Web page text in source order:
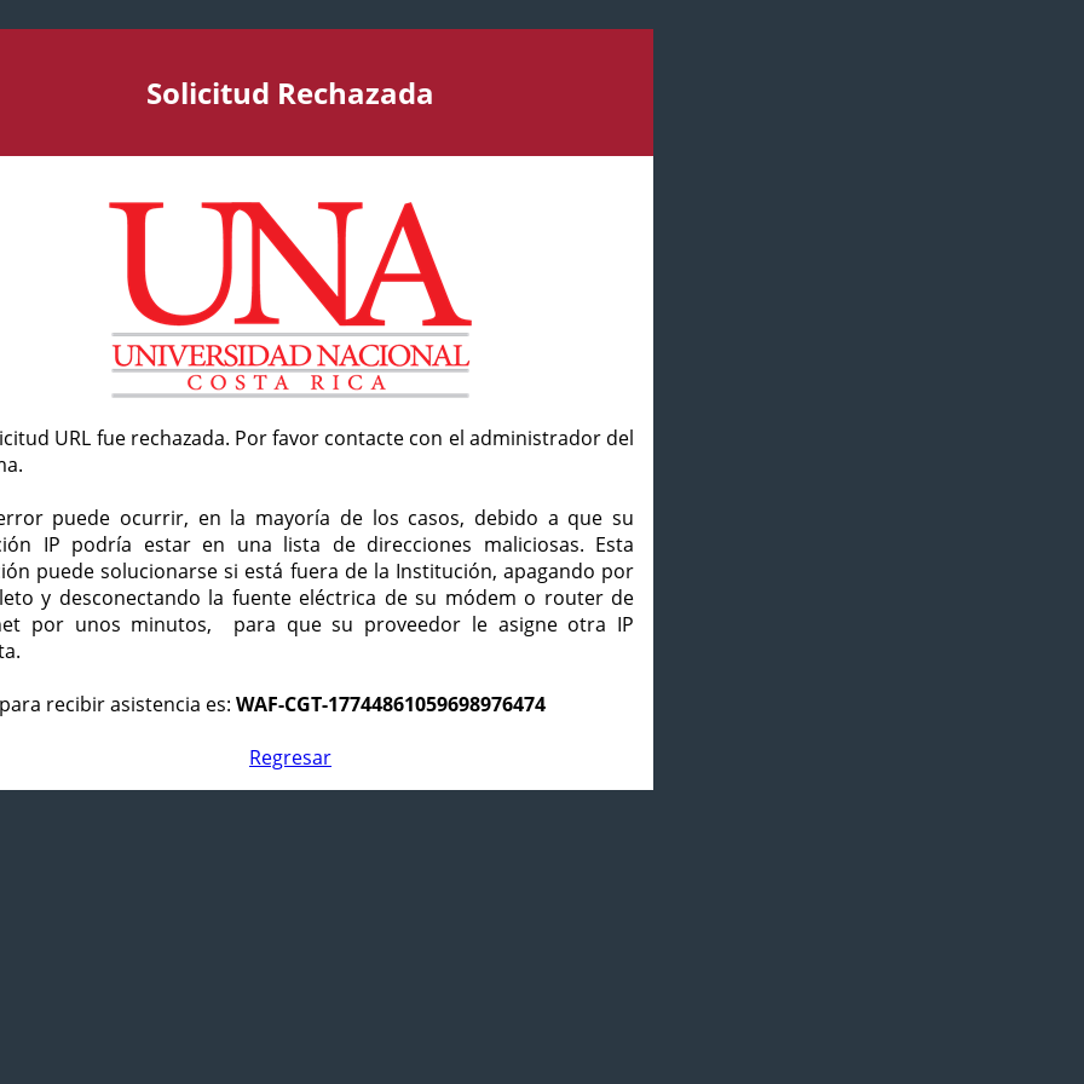
Solicitud Rechazada
URL fue rechazada. Por favor contacte con el administrador del
puede ocurrir, en la mayoría de los casos, debido a que su
IP podría estar en una lista de direcciones maliciosas. Esta
puede solucionarse si está fuera de la Institución, apagando por
y desconectando la fuente eléctrica de su módem o router de
por unos minutos, para que su proveedor le asigne otra IP
recibir asistencia es: WAF-CGT-17744861059698976474
Regresar